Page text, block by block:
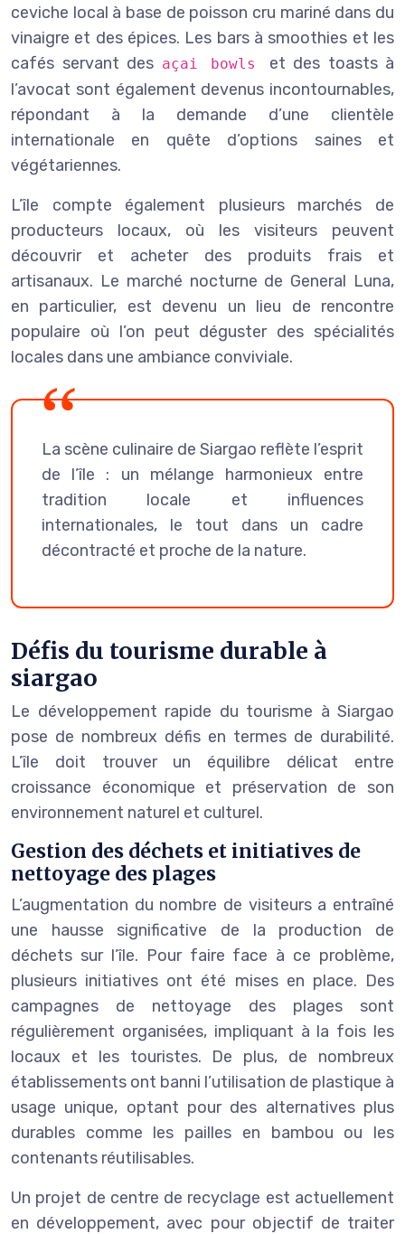
ceviche local à base de poisson cru mariné dans du
vinaigre et des épices. Les bars à smoothies et les
cafés servant des açai bowls et des toasts à
l’avocat sont également devenus incontournables,
répondant à la demande d’une clientèle
internationale en quête d’options saines et
végétariennes.
L’île compte également plusieurs marchés de
producteurs locaux, où les visiteurs peuvent
découvrir et acheter des produits frais et
artisanaux. Le marché nocturne de General Luna,
en particulier, est devenu un lieu de rencontre
populaire où l’on peut déguster des spécialités
locales dans une ambiance conviviale.
La scène culinaire de Siargao reflète l’esprit
de l’île : un mélange harmonieux entre
tradition locale et influences
internationales, le tout dans un cadre
décontracté et proche de la nature.
Défis du tourisme durable à
siargao
Le développement rapide du tourisme à Siargao
pose de nombreux défis en termes de durabilité.
L’île doit trouver un équilibre délicat entre
croissance économique et préservation de son
environnement naturel et culturel.
Gestion des déchets et initiatives de
nettoyage des plages
L’augmentation du nombre de visiteurs a entraîné
une hausse significative de la production de
déchets sur l’île. Pour faire face à ce problème,
plusieurs initiatives ont été mises en place. Des
campagnes de nettoyage des plages sont
régulièrement organisées, impliquant à la fois les
locaux et les touristes. De plus, de nombreux
établissements ont banni l’utilisation de plastique à
usage unique, optant pour des alternatives plus
durables comme les pailles en bambou ou les
contenants réutilisables.
Un projet de centre de recyclage est actuellement
en développement, avec pour objectif de traiter